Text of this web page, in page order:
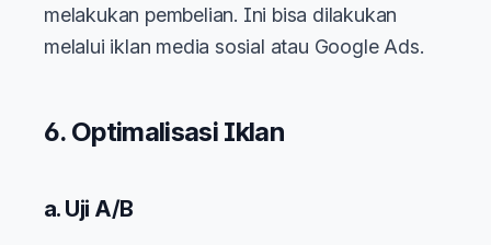
melakukan pembelian. Ini bisa dilakukan
melalui iklan media sosial atau Google Ads.
6. Optimalisasi Iklan
a. Uji A/B